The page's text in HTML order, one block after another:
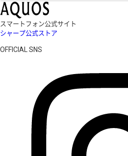
スマートフォン公式サイト
シャープ公式ストア
OFFICIAL SNS